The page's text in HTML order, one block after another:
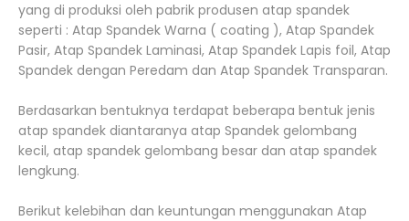
yang di produksi oleh pabrik produsen atap spandek
seperti : Atap Spandek Warna ( coating ), Atap Spandek
Pasir, Atap Spandek Laminasi, Atap Spandek Lapis foil, Atap
Spandek dengan Peredam dan Atap Spandek Transparan.
Berdasarkan bentuknya terdapat beberapa bentuk jenis
atap spandek diantaranya atap Spandek gelombang
kecil, atap spandek gelombang besar dan atap spandek
lengkung.
Berikut kelebihan dan keuntungan menggunakan Atap